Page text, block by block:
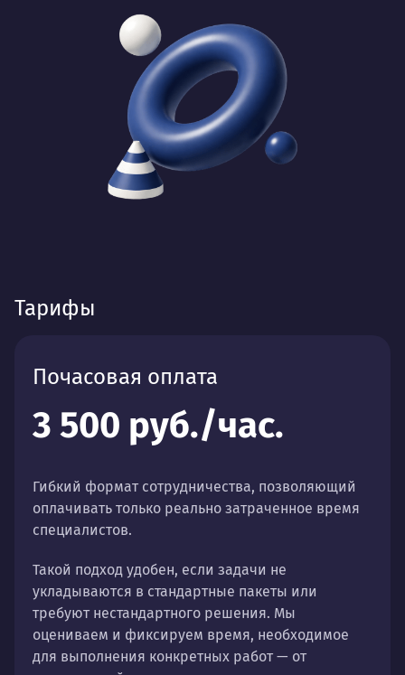
Тарифы
Почасовая оплата
3 500 руб./час.
Гибкий формат сотрудничества, позволяющий
оплачивать только реально затраченное время
специалистов.
Такой подход удобен, если задачи не
укладываются в стандартные пакеты или
требуют нестандартного решения. Мы
оцениваем и фиксируем время, необходимое
для выполнения конкретных работ — от